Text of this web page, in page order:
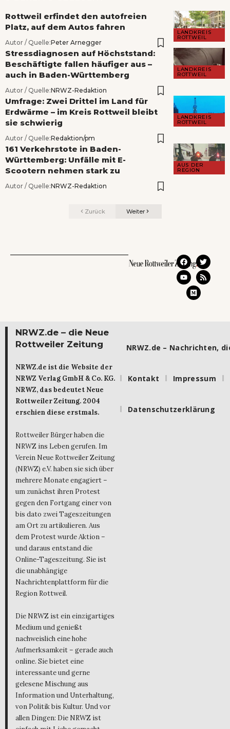
LANDKREIS
ROTTWEIL
Rottweil erfindet den autofreien
Platz, auf dem Autos fahren
Autor / Quelle:Peter Arnegger
LANDKREIS
ROTTWEIL
Stressdiagnosen auf Höchststand:
Beschäftigte fallen häufiger aus –
auch in Baden-Württemberg
Autor / Quelle:NRWZ-Redaktion
LANDKREIS
ROTTWEIL
Umfrage: Zwei Drittel im Land für
Erdwärme – im Kreis Rottweil bleibt
sie schwierig
Autor / Quelle:Redaktion/pm
AUS DER
REGION
161 Verkehrstote in Baden-
Württemberg: Unfälle mit E-
Scootern nehmen stark zu
Autor / Quelle:NRWZ-Redaktion
Zurück Weiter
NRWZ.de – die Neue
Rottweiler Zeitung
NRWZ.de ist die Website der
NRWZ Verlag GmbH & Co. KG.
NRWZ, das bedeutet Neue
Rottweiler Zeitung. 2004
erschien diese erstmals.
Rottweiler Bürger haben die
NRWZ ins Leben gerufen. Im
Verein Neue Rottweiler Zeitung
(NRWZ) e.V. haben sie sich über
mehrere Monate engagiert –
um zunächst ihren Protest
gegen den Fortgang einer von
bis dato zwei Tageszeitungen
am Ort zu artikulieren. Aus
dem Protest wurde Aktion –
und daraus entstand die
Online-Tageszeitung. Sie ist
die unabhängige
Nachrichtenplattform für die
Region Rottweil.
Die NRWZ ist ein einzigartiges
Medium und genießt
nachweislich eine hohe
Aufmerksamkeit – gerade auch
online. Sie bietet eine
interessante und gerne
gelesene Mischung aus
Information und Unterhaltung,
von Politik bis Kultur. Und vor
allen Dingen: Die NRWZ ist
NRWZ.de – Nachrichten,
Kontakt Impressum
Datenschutzerklärung